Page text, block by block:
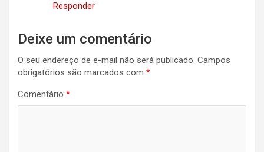
Responder
Deixe um comentário
O seu endereço de e-mail não será publicado. Campos
obrigatórios são marcados com *
Comentário *